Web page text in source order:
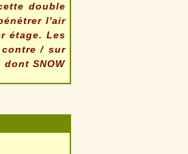
double
l'air
étage. Les
/ sur
SNOW